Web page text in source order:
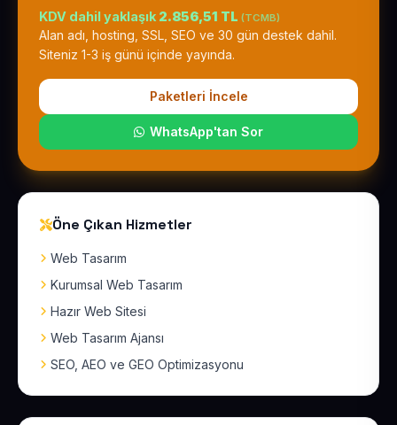
KDV dahil yaklaşık 2.856,51 TL (TCMB)
Alan adı, hosting, SSL, SEO ve 30 gün destek dahil.
Siteniz 1-3 iş günü içinde yayında.
Paketleri İncele
WhatsApp'tan Sor
Öne Çıkan Hizmetler
Web Tasarım
Kurumsal Web Tasarım
Hazır Web Sitesi
Web Tasarım Ajansı
SEO, AEO ve GEO Optimizasyonu